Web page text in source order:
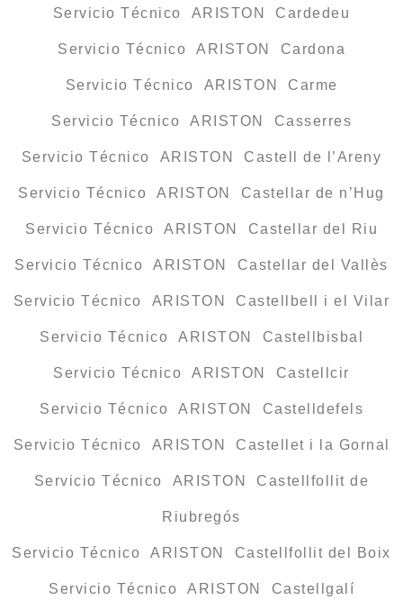
Servicio Técnico ARISTON Cardedeu
Servicio Técnico ARISTON Cardona
Servicio Técnico ARISTON Carme
Servicio Técnico ARISTON Casserres
Servicio Técnico ARISTON Castell de l’Areny
Servicio Técnico ARISTON Castellar de n’Hug
Servicio Técnico ARISTON Castellar del Riu
Servicio Técnico ARISTON Castellar del Vallès
Servicio Técnico ARISTON Castellbell i el Vilar
Servicio Técnico ARISTON Castellbisbal
Servicio Técnico ARISTON Castellcir
Servicio Técnico ARISTON Castelldefels
Servicio Técnico ARISTON Castellet i la Gornal
Servicio Técnico ARISTON Castellfollit de
Riubregós
Servicio Técnico ARISTON Castellfollit del Boix
Servicio Técnico ARISTON Castellgalí